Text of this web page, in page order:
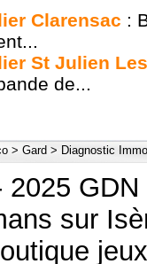
Clarensac :
St Julien
de...
> Gard > Diagnostic
2025
sur